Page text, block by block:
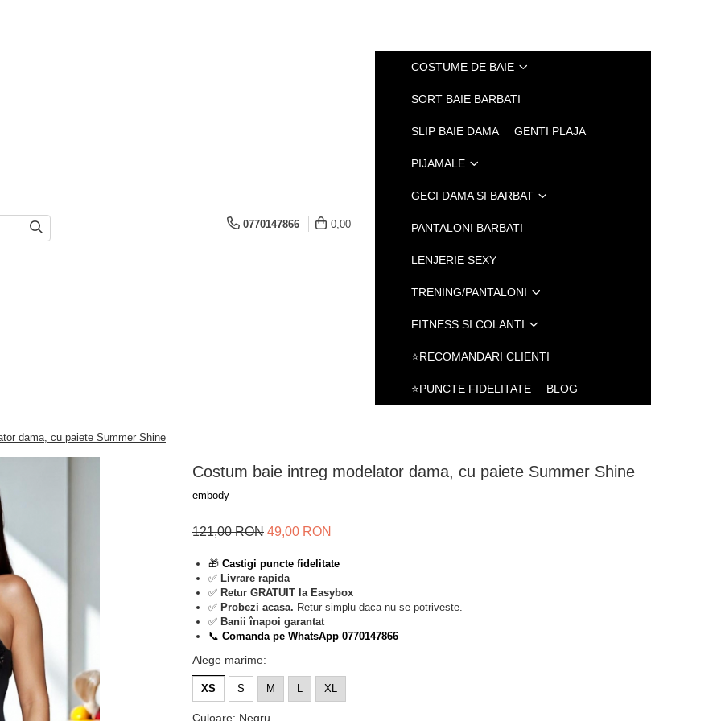
0770147866 0,00
COSTUME DE BAIE
SORT BAIE BARBATI
SLIP BAIE DAMA GENTI PLAJA
PIJAMALE
GECI DAMA SI BARBAT
PANTALONI BARBATI
LENJERIE SEXY
TRENING/PANTALONI
FITNESS SI COLANTI
⭐RECOMANDARI CLIENTI
⭐PUNCTE FIDELITATE BLOG
dama, cu paiete Summer Shine
Costum baie intreg modelator dama, cu paiete Summer Shine
embody
121,00 RON 49,00 RON
🎁 Castigi puncte fidelitate
✅ Livrare rapida
✅ Retur GRATUIT la Easybox
✅ Probezi acasa. Retur simplu daca nu se potriveste.
✅ Banii înapoi garantat
📞 Comanda pe WhatsApp 0770147866
Alege marime:
XS S M L XL
Culoare: Negru